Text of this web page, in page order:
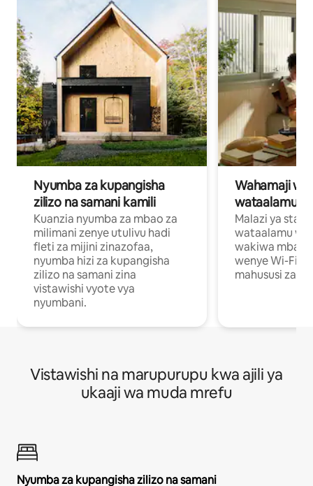
Nyumba za kupangisha
zilizo na samani kamili
Kuanzia nyumba za mbao za
milimani zenye utulivu hadi
fleti za mijini zinazofaa,
nyumba hizi za kupangisha
zilizo na samani zina
vistawishi vyote vya
nyumbani.
Wahamaji
wataalamu
Malazi ya
wataalamu
wakiwa mbali
wenye Wi-Fi
mahususi za
Vistawishi na marupurupu kwa ajili ya
ukaaji wa muda mrefu
Nyumba za kupangisha zilizo na samani